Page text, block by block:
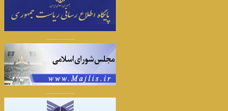
................
................